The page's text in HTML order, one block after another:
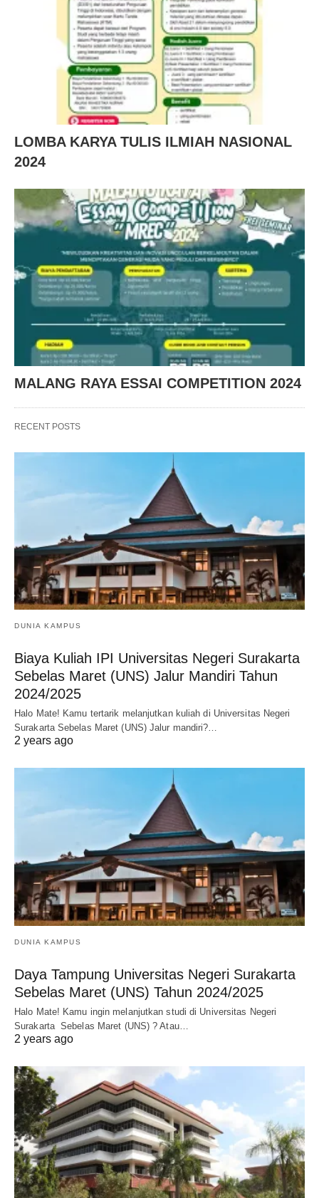
LOMBA KARYA TULIS ILMIAH NASIONAL
2024
MALANG RAYA ESSAI COMPETITION 2024
RECENT POSTS
DUNIA KAMPUS
Biaya Kuliah IPI Universitas Negeri Surakarta
Sebelas Maret (UNS) Jalur Mandiri Tahun
2024/2025
Halo Mate! Kamu tertarik melanjutkan kuliah di Universitas Negeri
Surakarta Sebelas Maret (UNS) Jalur mandiri?…
2 years ago
DUNIA KAMPUS
Daya Tampung Universitas Negeri Surakarta
Sebelas Maret (UNS) Tahun 2024/2025
Halo Mate! Kamu ingin melanjutkan studi di Universitas Negeri
Surakarta Sebelas Maret (UNS) ? Atau…
2 years ago